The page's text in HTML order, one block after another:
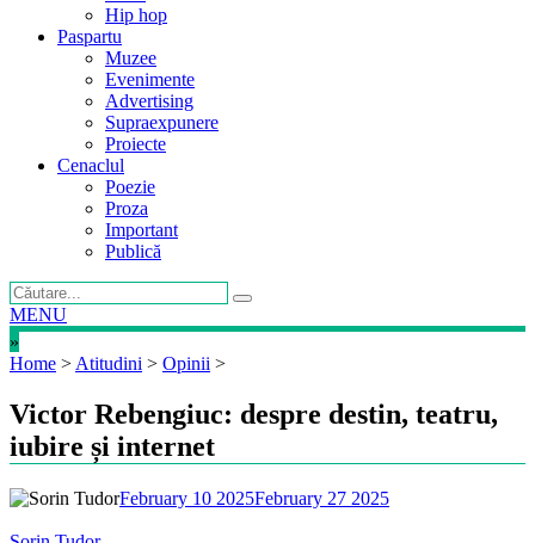
Hip hop
Paspartu
Muzee
Evenimente
Advertising
Supraexpunere
Proiecte
Cenaclul
Poezie
Proza
Important
Publică
MENU
»
Home > Atitudini > Opinii >
Victor Rebengiuc: despre destin, teatru,
iubire și internet
February 10 2025February 27 2025